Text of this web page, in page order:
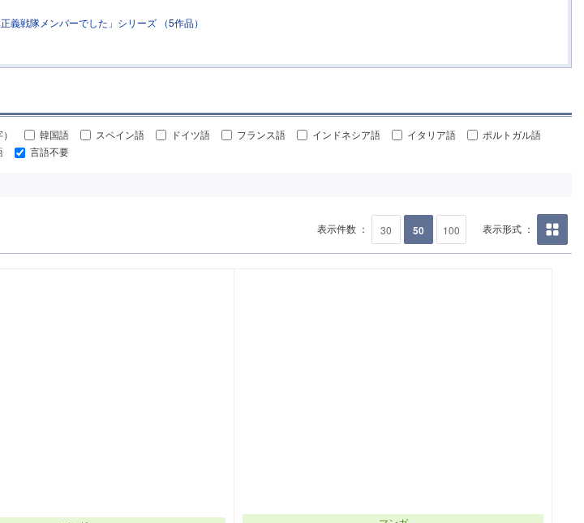
義戦隊メンバーでした」シリーズ （5作品）
韓国語 スペイン語 ドイツ語 フランス語 インドネシア語 イタリア語
ポルトガル語
言語不要
表示形式 ：
画像の
30 50 100
表示件数 ：